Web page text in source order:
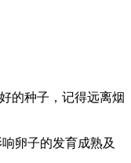
的种子，记得远离烟
卵子的发育成熟及